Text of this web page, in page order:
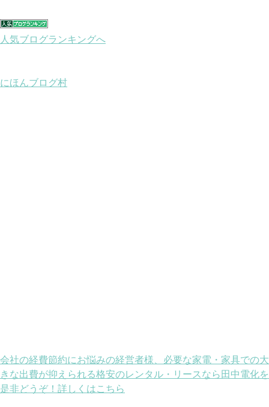
人気ブログランキングへ
にほんブログ村
会社の経費節約にお悩みの経営者様、必要な家電・家具での大
きな出費が抑えられる格安のレンタル・リースなら田中電化を
是非どうぞ！詳しくはこちら